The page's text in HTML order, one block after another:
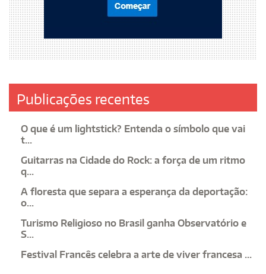
Publicações recentes
O que é um lightstick? Entenda o símbolo que vai
t...
Guitarras na Cidade do Rock: a força de um ritmo
q...
A floresta que separa a esperança da deportação:
o...
Turismo Religioso no Brasil ganha Observatório e
S...
Festival Francês celebra a arte de viver francesa ...